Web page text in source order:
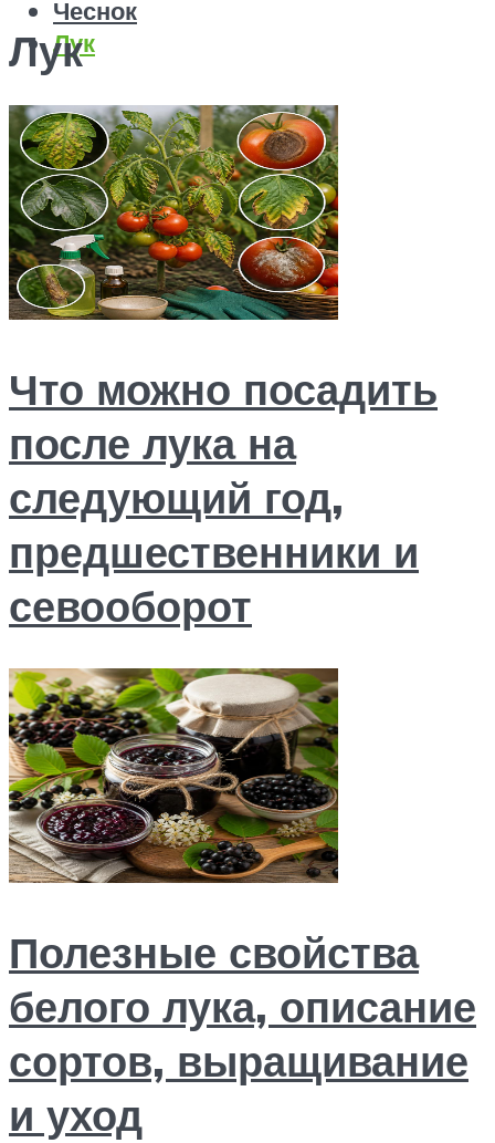
Чеснок
Лук
Меню
Лук
Что можно посадить
после лука на
следующий год,
предшественники и
севооборот
Полезные свойства
белого лука, описание
сортов, выращивание
и уход